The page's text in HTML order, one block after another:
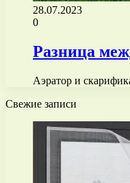
28.07.2023
0
Разница
Аэратор и
Свежие записи